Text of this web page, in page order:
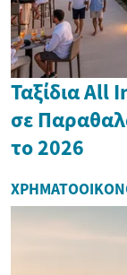
Ταξίδια All
σε
το 2026